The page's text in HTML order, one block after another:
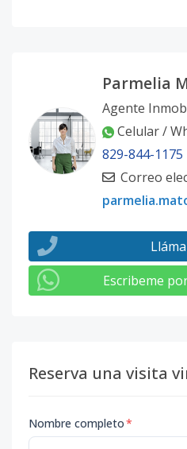
Parmelia
Agente
Celular /
829-844-1175
Correo
Escribeme
Reserva una visita
Nombre completo*